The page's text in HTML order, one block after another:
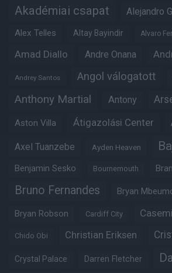
Akadémiai csapat Alejandro
Alex Telles Altay Bayindir Alvaro
Amad Diallo Andre Onana
Andrey Santos Angol válogatott
Anthony Martial Antony
Aston Villa Átigazolási Center
Axel Tuanzebe Ayden Heaven
Benjamin Sesko Bournemouth
Bruno Fernandes Bryan
Bryan Robson Cardiff City
Chido Obi Christian Eriksen
Crystal Palace Darren Fletcher